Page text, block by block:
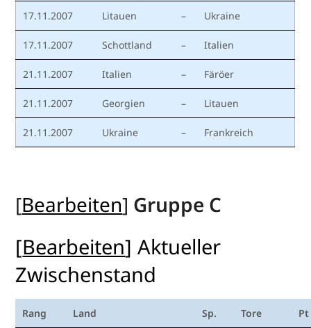
17.11.2007 Litauen – Ukraine
17.11.2007 Schottland – Italien
21.11.2007 Italien – Färöer
21.11.2007 Georgien – Litauen
21.11.2007 Ukraine – Frankreich
[Bearbeiten] Gruppe C
[Bearbeiten] Aktueller
Zwischenstand
Rang Land Sp. Tore Pt